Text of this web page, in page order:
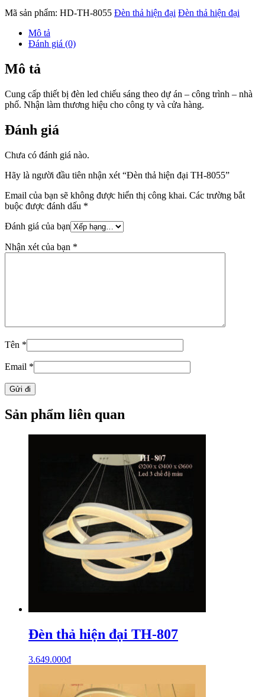
Mã sản phẩm: HD-TH-8055 Đèn thả hiện đại Đèn thả hiện đại
Mô tả
Đánh giá (0)
Mô tả
Cung cấp thiết bị đèn led chiếu sáng theo dự án – công trình – nhà
phố. Nhận làm thương hiệu cho công ty và cửa hàng.
Đánh giá
Chưa có đánh giá nào.
Hãy là người đầu tiên nhận xét “Đèn thả hiện đại TH-8055”
Email của bạn sẽ không được hiển thị công khai. Các trường bắt
buộc được đánh dấu *
Đánh giá của bạn
Nhận xét của bạn *
Tên *
Email *
Sản phẩm liên quan
Đèn thả hiện đại TH-807
3.649.000₫